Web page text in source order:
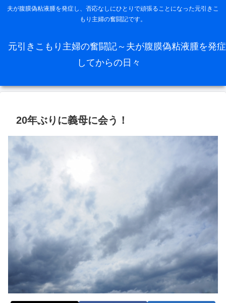
夫が腹膜偽粘液腫を発症し、否応なしにひとりで頑張ることになった元引きこ
もり主婦の奮闘記です。
元引きこもり主婦の奮闘記～夫が腹膜偽粘液腫を発症
してからの日々
20年ぶりに義母に会う！